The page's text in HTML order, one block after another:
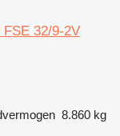
32/9-2V
8.860 kg